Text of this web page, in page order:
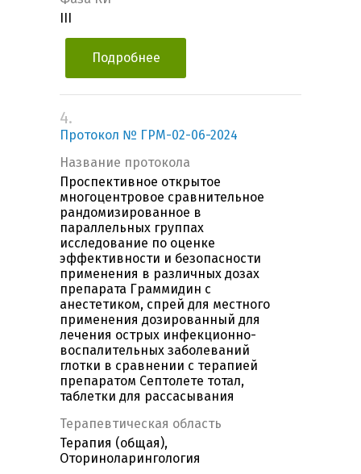
Подробнее
4.
Протокол № ГРМ-02-06-2024
Название протокола
Проспективное открытое
многоцентровое сравнительное
рандомизированное в
параллельных группах
исследование по оценке
эффективности и безопасности
применения в различных дозах
препарата Граммидин с
анестетиком, спрей для местного
применения дозированный для
лечения острых инфекционно-
воспалительных заболеваний
глотки в сравнении с терапией
препаратом Септолете тотал,
таблетки для рассасывания
Терапевтическая область
Терапия (общая),
Оториноларингология